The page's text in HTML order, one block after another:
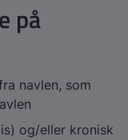
på
navlen, som
og/eller kronisk